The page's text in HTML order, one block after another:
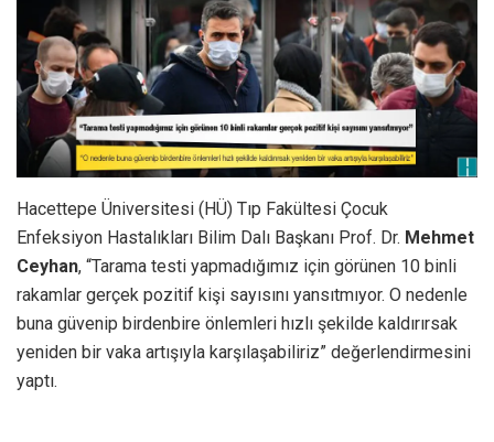
Hacettepe Üniversitesi (HÜ) Tıp Fakültesi Çocuk
Enfeksiyon Hastalıkları Bilim Dalı Başkanı Prof. Dr. Mehmet
Ceyhan, “Tarama testi yapmadığımız için görünen 10 binli
rakamlar gerçek pozitif kişi sayısını yansıtmıyor. O nedenle
buna güvenip birdenbire önlemleri hızlı şekilde kaldırırsak
yeniden bir vaka artışıyla karşılaşabiliriz” değerlendirmesini
yaptı.